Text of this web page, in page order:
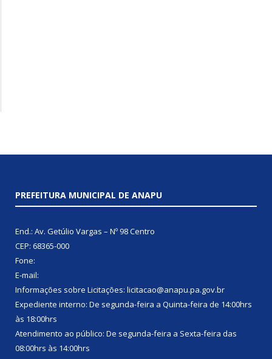
PREFEITURA MUNICIPAL DE ANAPU
End.: Av. Getúlio Vargas – Nº 98 Centro
CEP: 68365-000
Fone:
E-mail:
Informações sobre Licitações: licitacao@anapu.pa.gov.br
Expediente interno: De segunda-feira a Quinta-feira de 14:00hrs
às 18:00hrs
Atendimento ao público: De segunda-feira a Sexta-feira das
08:00hrs às 14:00hrs